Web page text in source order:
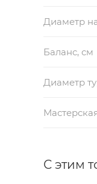
Диаметр
Баланс, см
Диаметр
С этим